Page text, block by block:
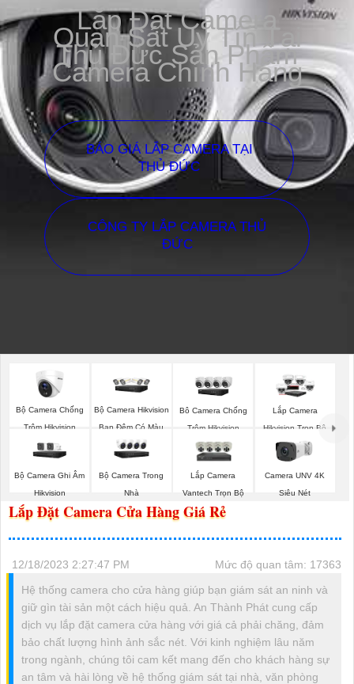
Lắp Đặt Camera
Quan Sát Uy Tín Tại
Thủ Đức Sản Phẩm
Camera Chính Hãng
BÁO GIÁ LẮP CAMERA TẠI
THỦ ĐỨC
CÔNG TY LẮP CAMERA THỦ
ĐỨC
Bộ Camera Chống
Trộm Hikvision
Bộ Camera Hikvision
Ban Đêm Có Màu
Bô Camera Chống
Trộm Hikvision
Lắp Camera
Hikvision Trọn Bộ
Bộ Camera Ghi Âm
Hikvision
Bộ Camera Trong
Nhà
Lắp Camera
Vantech Trọn Bộ
Camera UNV 4K
Siêu Nét
Lắp Đặt Camera Cửa Hàng Giá Rẻ
12/18/2023 2:27:47 PM
Mức độ quan tâm: 17363
Hệ thống camera cho cửa hàng giúp bạn giám sát an ninh và
giữ gìn tài sản một cách hiệu quả. An Thành Phát cung cấp
dịch vụ lắp đặt camera cửa hàng với giá cả phải chăng, đảm
bảo chất lượng hình ảnh sắc nét. Với kinh nghiệm lâu năm
trong ngành, chúng tôi cam kết mang đến cho khách hàng sự
an tâm và hài lòng về hệ thống giám sát tại nhà, văn phòng